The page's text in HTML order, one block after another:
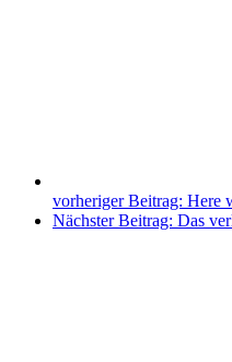
vorheriger Beitrag: Here
Nächster Beitrag: Das